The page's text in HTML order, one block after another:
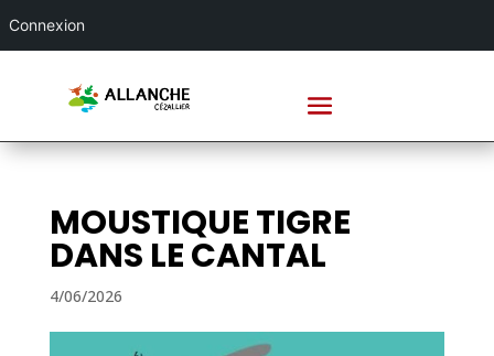
MOUSTIQUE TIGRE
DANS LE CANTAL
4/06/2026
Connexion